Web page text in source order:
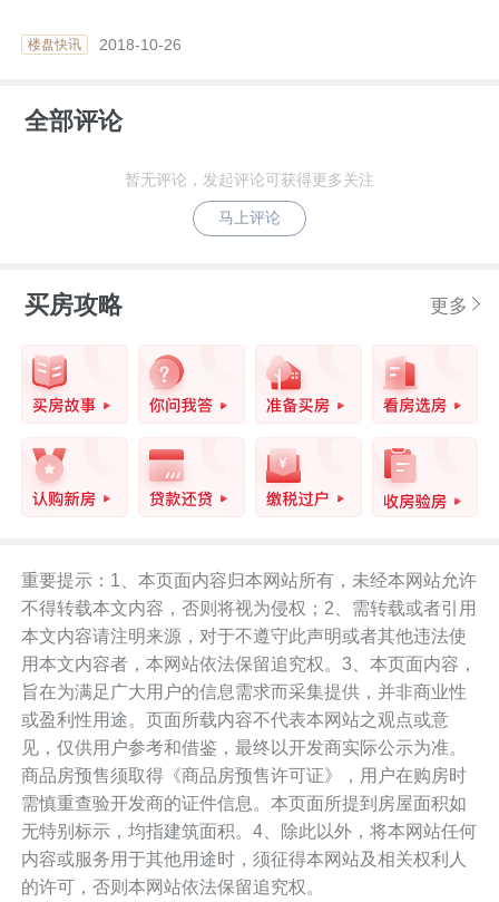
楼盘快讯 2018-10-26
全部评论
暂无评论，发起评论可获得更多关注
马上评论
买房攻略 更多
重要提示：1、本页面内容归本网站所有，未经本网站允许
不得转载本文内容，否则将视为侵权；2、需转载或者引用
本文内容请注明来源，对于不遵守此声明或者其他违法使
用本文内容者，本网站依法保留追究权。3、本页面内容，
旨在为满足广大用户的信息需求而采集提供，并非商业性
或盈利性用途。页面所载内容不代表本网站之观点或意
见，仅供用户参考和借鉴，最终以开发商实际公示为准。
商品房预售须取得《商品房预售许可证》，用户在购房时
需慎重查验开发商的证件信息。本页面所提到房屋面积如
无特别标示，均指建筑面积。4、除此以外，将本网站任何
内容或服务用于其他用途时，须征得本网站及相关权利人
的许可，否则本网站依法保留追究权。